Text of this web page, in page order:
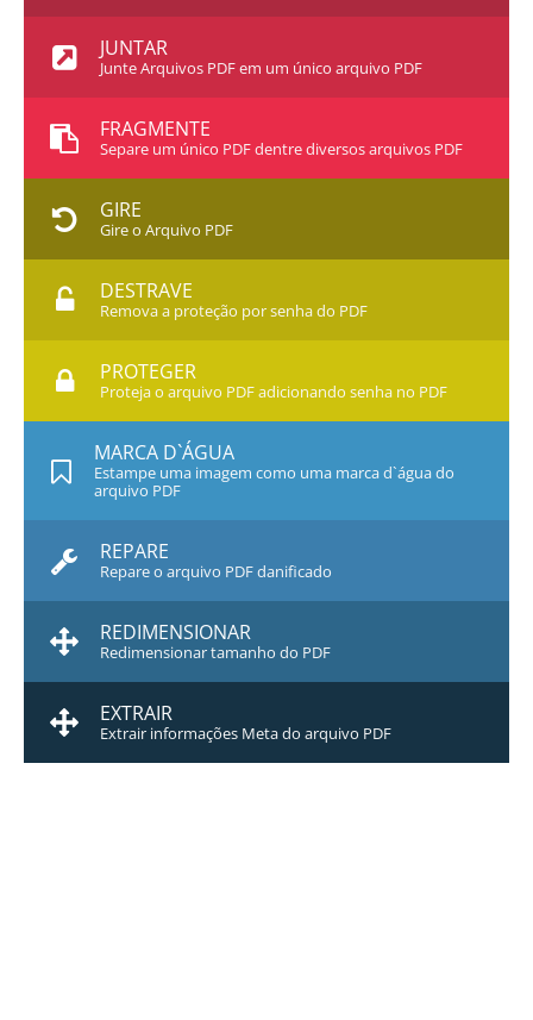
JUNTAR
Junte Arquivos PDF em um único arquivo PDF
FRAGMENTE
Separe um único PDF dentre diversos arquivos PDF
GIRE
Gire o Arquivo PDF
DESTRAVE
Remova a proteção por senha do PDF
PROTEGER
Proteja o arquivo PDF adicionando senha no PDF
MARCA D`ÁGUA
Estampe uma imagem como uma marca d`água do
arquivo PDF
REPARE
Repare o arquivo PDF danificado
REDIMENSIONAR
Redimensionar tamanho do PDF
EXTRAIR
Extrair informações Meta do arquivo PDF